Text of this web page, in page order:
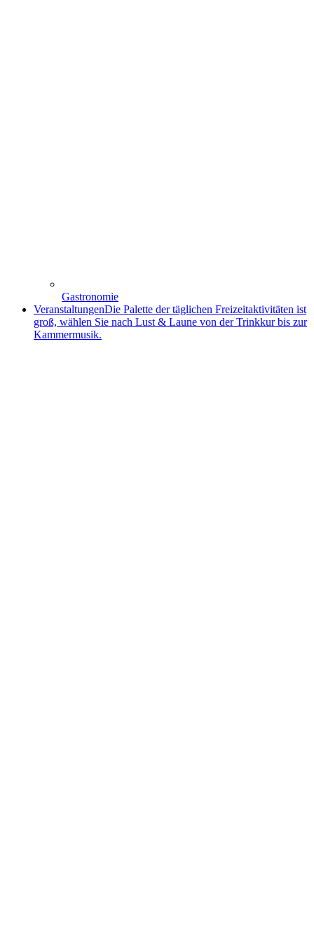
Gastronomie
VeranstaltungenDie Palette der täglichen Freizeitaktivitäten ist
groß, wählen Sie nach Lust & Laune von der Trinkkur bis zur
Kammermusik.